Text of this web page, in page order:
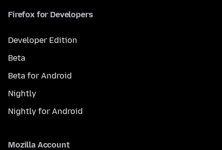
Firefox for Developers
Developer Edition
Beta
Beta for Android
Nightly
Nightly for Android
Mozilla Account